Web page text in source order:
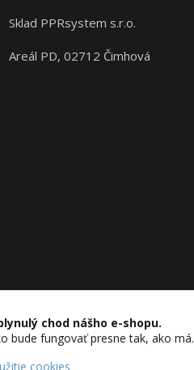
Sklad PPRsystem s.r.o.
Areál PD, 02712 Čimhová
cookies.
chod nášho e-shopu.
bude fungovať presne tak, ako má.
cookies